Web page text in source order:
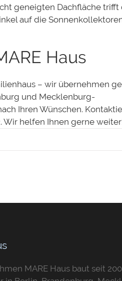
geneigten Dachfläche trifft
auf die
Haus
– wir übernehmen
und Mecklenburg-
Ihren Wünschen.
Wir helfen Ihnen gerne
MARE Haus baut seit